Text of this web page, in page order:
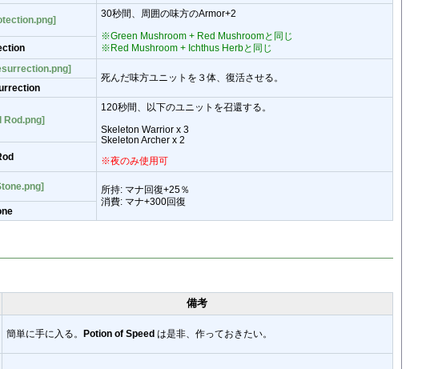
30秒間、周囲の味方のArmor+2
※Green Mushroom + Red Mushroomと同じ
※Red Mushroom + Ichthus Herbと同じ
死んだ味方ユニットを３体、復活させる。
Rod.png]
120秒間、以下のユニットを召還する。
Skeleton Warrior x 3
Skeleton Archer x 2
※夜のみ使用可
所持: マナ回復+25％
消費: マナ+300回復
備考
簡単に手に入る。 Potion of Speedは是非、作っておきたい。